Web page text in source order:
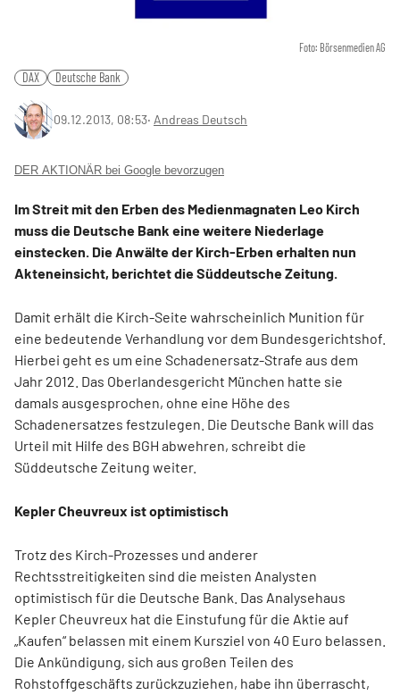
Foto: Börsenmedien AG
DAX Deutsche Bank
09.12.2013, 08:53‧ Andreas Deutsch
DER AKTIONÄR bei Google bevorzugen
Im Streit mit den Erben des Medienmagnaten Leo Kirch
muss die Deutsche Bank eine weitere Niederlage
einstecken. Die Anwälte der Kirch-Erben erhalten nun
Akteneinsicht, berichtet die Süddeutsche Zeitung.
Damit erhält die Kirch-Seite wahrscheinlich Munition für
eine bedeutende Verhandlung vor dem Bundesgerichtshof.
Hierbei geht es um eine Schadenersatz-Strafe aus dem
Jahr 2012. Das Oberlandesgericht München hatte sie
damals ausgesprochen, ohne eine Höhe des
Schadenersatzes festzulegen. Die Deutsche Bank will das
Urteil mit Hilfe des BGH abwehren, schreibt die
Süddeutsche Zeitung weiter.
Kepler Cheuvreux ist optimistisch
Trotz des Kirch-Prozesses und anderer
Rechtsstreitigkeiten sind die meisten Analysten
optimistisch für die Deutsche Bank. Das Analysehaus
Kepler Cheuvreux hat die Einstufung für die Aktie auf
„Kaufen“ belassen mit einem Kursziel von 40 Euro belassen.
Die Ankündigung, sich aus großen Teilen des
Rohstoffgeschäfts zurückzuziehen, habe ihn überrascht,